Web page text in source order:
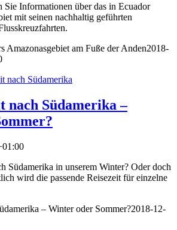
Sie Informationen über das in Ecuador
mit seinen nachhaltig geführten
Amazonasgebiet am Fuße der Anden2018-
nach Südamerika –
Südamerika in unserem Winter? Oder doch
wird die passende Reisezeit für einzelne
– Winter oder Sommer?2018-12-